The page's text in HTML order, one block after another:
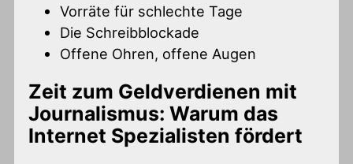
Vorräte für schlechte Tage
Die Schreibblockade
Offene Ohren, offene Augen
Zeit zum Geldverdienen mit
Journalismus: Warum das
Internet Spezialisten fördert